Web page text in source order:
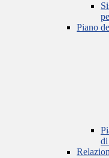
Piano
di